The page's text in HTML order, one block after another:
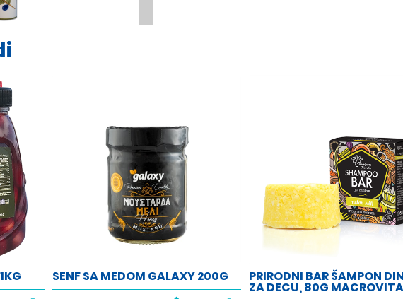
SENF SA MEDOM GALAXY 200G PRIRODNI BAR ŠAMPON
ZA DECU, 80G MACROVITA